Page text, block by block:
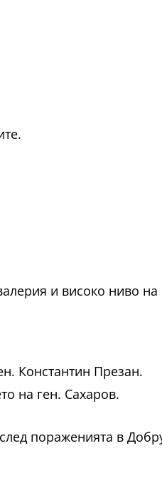
и високо ниво на
Константин Презан.
на ген. Сахаров.
пораженията в